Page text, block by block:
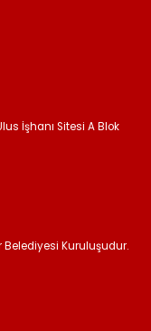
İşhanı Sitesi A Blok
Belediyesi Kuruluşudur.